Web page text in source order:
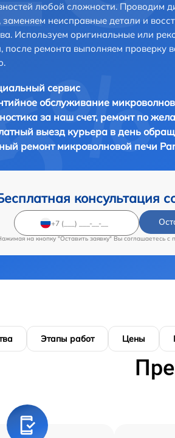
любой сложности. Проводим
заменяем неисправные детали и
Используем оригинальные или
после ремонта выполняем проверку
сервис
обслуживание
за наш счет, ремонт по
выезд курьера в день
ремонт микроволновой печи
консультация
на кнопку "Оставить заявку" Вы соглашаетесь c
Этапы работ Цены